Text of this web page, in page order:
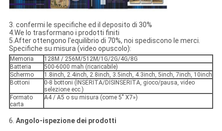
3. confermi le specifiche ed il deposito di 30%
4.We lo trasformano i prodotti finiti
5.After ottengono l'equilibrio di 70%, noi spediscono le merci.
Specifiche su misura (video opuscolo):
Memoria
128M / 256M/512M/1G/2G/4G/8G
Batteria
500-6000 mah (ricaricabile)
Schermo
1.8inch, 2.4inch, 2.8inch, 3.5inch, 4.3inch, 5inch, 7inch, 10inch
Bottoni
0-8 bottoni (INSERITA/DISINSERITA, gioco/pausa, video
selezione ecc.)
Formato
carta
A4 / A5 o su misura (come 5" X7»)
6. Angolo-ispezione dei prodotti